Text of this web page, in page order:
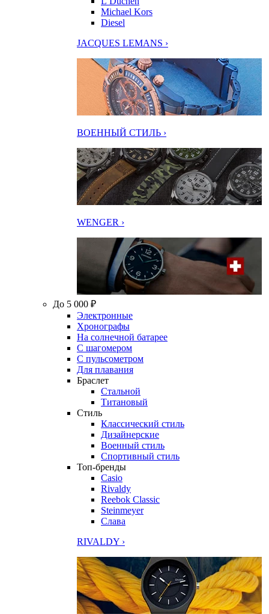
Michael Kors
Diesel
JACQUES LEMANS ›
ВОЕННЫЙ СТИЛЬ ›
WENGER ›
До 5 000 ₽
Электронные
Хронографы
На солнечной батарее
С шагомером
С пульсометром
Для плавания
Браслет
Стальной
Титановый
Стиль
Классический стиль
Дизайнерские
Военный стиль
Спортивный стиль
Топ-бренды
Casio
Rivaldy
Reebok Classic
Steinmeyer
Слава
RIVALDY ›